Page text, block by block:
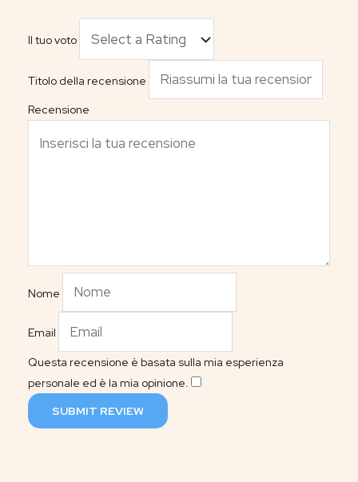
Il tuo voto
Titolo della recensione
Recensione
Nome
Email
Questa recensione è basata sulla mia esperienza
personale ed è la mia opinione.
SUBMIT REVIEW